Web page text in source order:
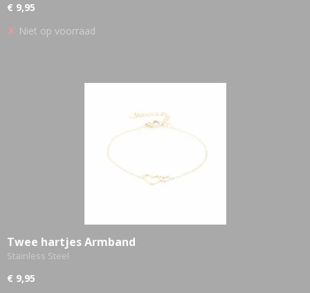
€ 9,95
✘ Niet op voorraad
Twee hartjes Armband
Stainless Steel
€ 9,95